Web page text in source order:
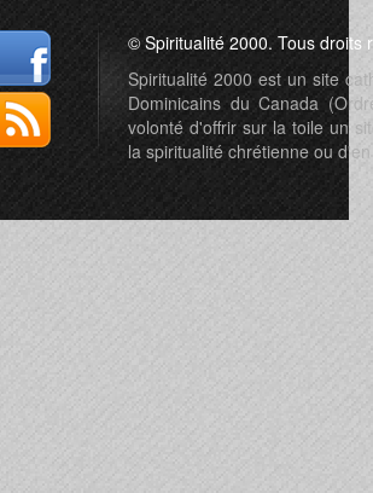
© Spiritualité 2000. Tous droits
Spiritualité 2000 est un site
Dominicains du Canada
volonté d'offrir sur la toile un
la spiritualité chrétienne ou